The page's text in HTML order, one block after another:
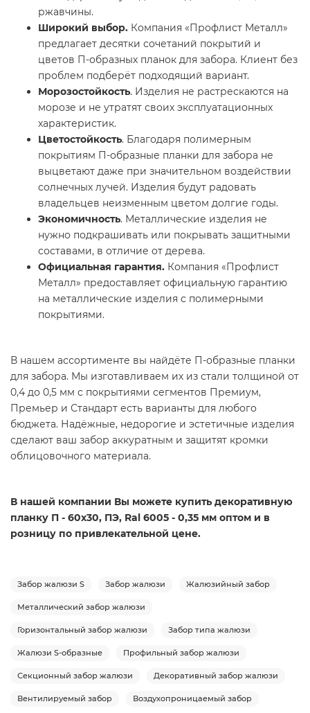
ржавчины.
Широкий выбор. Компания «Профлист Металл»
предлагает десятки сочетаний покрытий и
цветов П-образных планок для забора. Клиент без
проблем подберёт подходящий вариант.
Морозостойкость. Изделия не растрескаются на
морозе и не утратят своих эксплуатационных
характеристик.
Цветостойкость. Благодаря полимерным
покрытиям П-образные планки для забора не
выцветают даже при значительном воздействии
солнечных лучей. Изделия будут радовать
владельцев неизменным цветом долгие годы.
Экономичность. Металлические изделия не
нужно подкрашивать или покрывать защитными
составами, в отличие от дерева.
Официальная гарантия. Компания «Профлист
Металл» предоставляет официальную гарантию
на металлические изделия с полимерными
покрытиями.
В нашем ассортименте вы найдёте П-образные планки
для забора. Мы изготавливаем их из стали толщиной от
0,4 до 0,5 мм с покрытиями сегментов Премиум,
Премьер и Стандарт есть варианты для любого
бюджета. Надёжные, недорогие и эстетичные изделия
сделают ваш забор аккуратным и защитят кромки
облицовочного материала.
В нашей компании Вы можете купить декоративную
планку П - 60х30, ПЭ, Ral 6005 - 0,35 мм оптом и в
розницу по привлекательной цене.
Забор жалюзи S Забор жалюзи Жалюзийный забор
Металлический забор жалюзи
Горизонтальный забор жалюзи Забор типа жалюзи
Жалюзи S-образные Профильный забор жалюзи
Секционный забор жалюзи Декоративный забор жалюзи
Вентилируемый забор Воздухопроницаемый забор